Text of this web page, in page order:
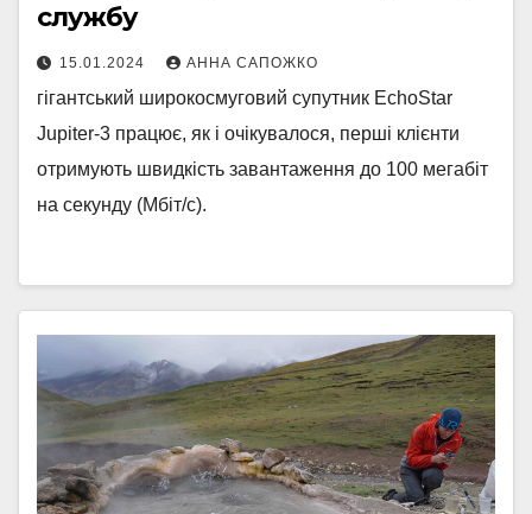
службу
15.01.2024 АННА САПОЖКО
гігантський широкосмуговий супутник EchoStar
Jupiter-3 працює, як і очікувалося, перші клієнти
отримують швидкість завантаження до 100 мегабіт
на секунду (Мбіт/с).